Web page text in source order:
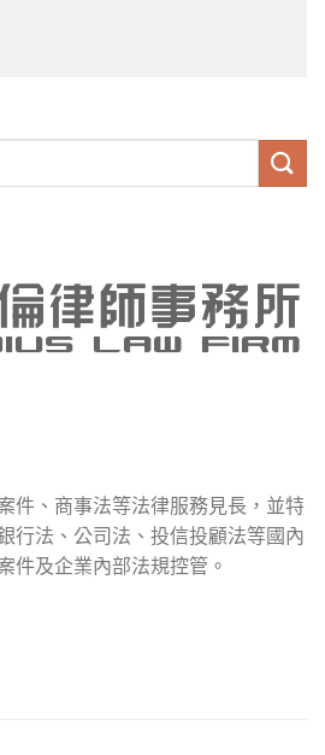
件、商事法等法律服務見長，並特
行法、公司法、投信投顧法等國內
件及企業內部法規控管。